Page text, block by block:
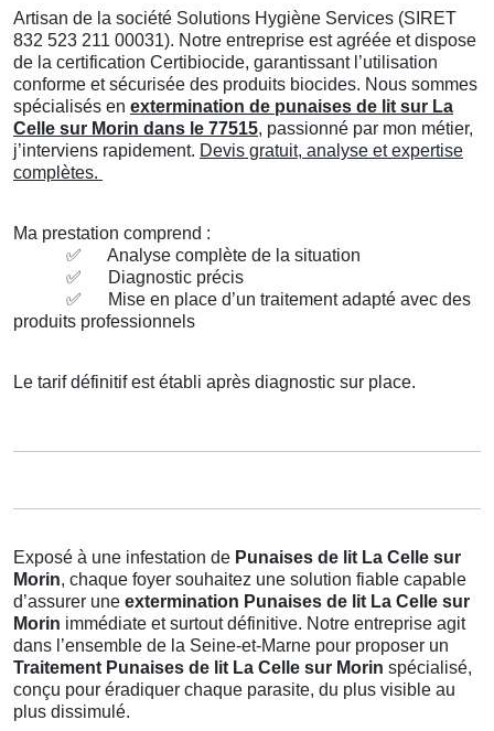
Artisan de la société Solutions Hygiène Services (SIRET
832 523 211 00031). Notre entreprise est agréée et dispose
de la certification Certibiocide, garantissant l’utilisation
conforme et sécurisée des produits biocides. Nous sommes
spécialisés en extermination de punaises de lit sur La
Celle sur Morin dans le 77515, passionné par mon métier,
j’interviens rapidement. Devis gratuit, analyse et expertise
complètes.
Ma prestation comprend :
✅
Analyse complète de la situation
✅
Diagnostic précis
✅
Mise en place d’un traitement adapté avec des
produits professionnels
Le tarif définitif est établi après diagnostic sur place.
Exposé à une infestation de Punaises de lit La Celle sur
Morin, chaque foyer souhaitez une solution fiable capable
d’assurer une extermination Punaises de lit La Celle sur
Morin immédiate et surtout définitive. Notre entreprise agit
dans l’ensemble de la Seine-et-Marne pour proposer un
Traitement Punaises de lit La Celle sur Morin spécialisé,
conçu pour éradiquer chaque parasite, du plus visible au
plus dissimulé.